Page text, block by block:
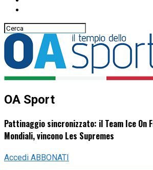
OA Sport
Pattinaggio sincronizzato: il Team Ice On
Mondiali, vincono Les Supremes
Accedi ABBONATI